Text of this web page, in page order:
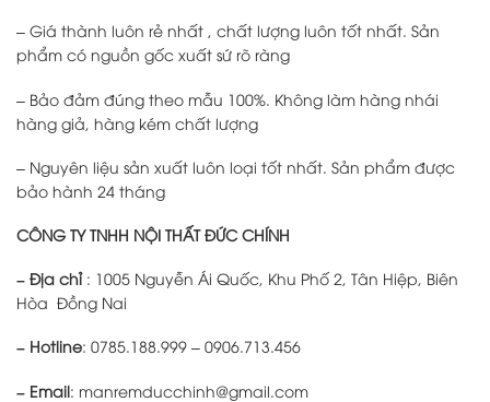
– Giá thành luôn rẻ nhất , chất lượng luôn tốt nhất. Sản
phẩm có nguồn gốc xuất sứ rõ ràng
– Bảo đảm đúng theo mẫu 100%. Không làm hàng nhái
hàng giả, hàng kém chất lượng
– Nguyên liệu sản xuất luôn loại tốt nhất. Sản phẩm được
bảo hành 24 tháng
CÔNG TY TNHH NỘI THẤT ĐỨC CHÍNH
– Địa chỉ: 1005 Nguyễn Ái Quốc, Khu Phố 2, Tân Hiệp, Biên
Hòa Đồng Nai
– Hotline: 0785.188.999 – 0906.713.456
– Email: manremducchinh@gmail.com